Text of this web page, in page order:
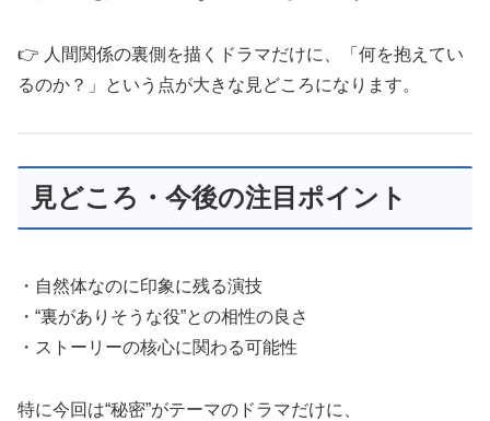
👉 人間関係の裏側を描くドラマだけに、「何を抱えてい
るのか？」という点が大きな見どころになります。
見どころ・今後の注目ポイント
・自然体なのに印象に残る演技
・“裏がありそうな役”との相性の良さ
・ストーリーの核心に関わる可能性
特に今回は“秘密”がテーマのドラマだけに、